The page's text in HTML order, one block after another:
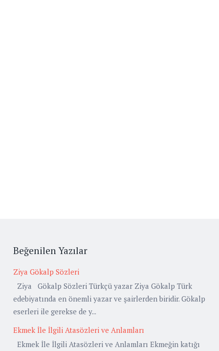
Beğenilen Yazılar
Ziya Gökalp Sözleri
Ziya Gökalp Sözleri Türkçü yazar Ziya Gökalp Türk
edebiyatında en önemli yazar ve şairlerden biridir. Gökalp
eserleri ile gerekse de y...
Ekmek İle İlgili Atasözleri ve Anlamları
Ekmek İle İlgili Atasözleri ve Anlamları Ekmeğin katığı